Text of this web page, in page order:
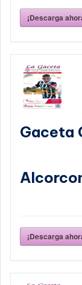
¡Descarga
Gaceta
¡Descarga